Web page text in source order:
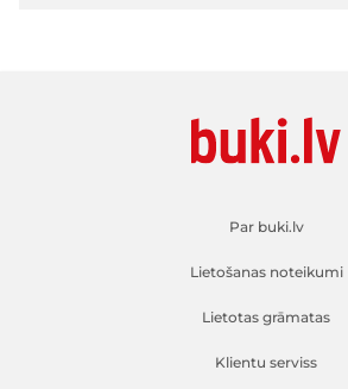
Par buki.lv
Lietošanas noteikumi
Lietotas grāmatas
Klientu serviss